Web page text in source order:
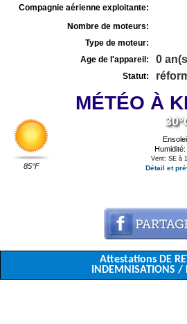
Compagnie aérienne exploitante:
Nombre de moteurs:
Type de moteur:
Age de l'appareil:
0
Statut:
MÉTÉO À
85°F
Vent: SE à
Détail et
Attestations DE
INDEMNISATIONS /